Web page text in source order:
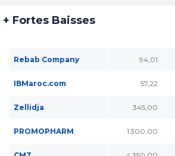
+ Fortes Baisses
Rebab Company 94,01
IBMaroc.com 57,22
Zellidja 345,00
PROMOPHARM 1 300,00